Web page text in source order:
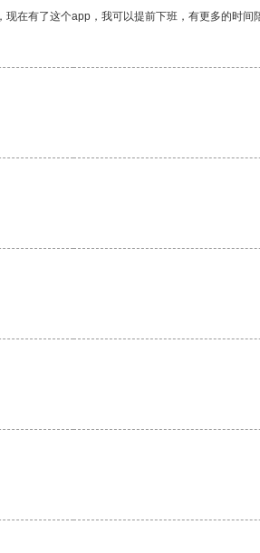
在有了这个app，我可以提前下班，有更多的时间